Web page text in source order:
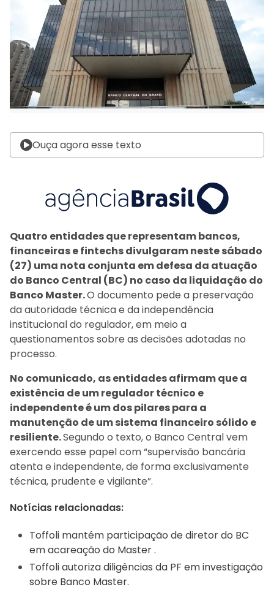
Ouça agora esse texto
Quatro entidades que representam bancos,
financeiras e fintechs divulgaram neste sábado
(27) uma nota conjunta em defesa da atuação
do Banco Central (BC) no caso da liquidação do
Banco Master.O documento pede a preservação
da autoridade técnica e da independência
institucional do regulador, em meio a
questionamentos sobre as decisões adotadas no
processo.
No comunicado, as entidades afirmam que a
existência de um regulador técnico e
independente é um dos pilares para a
manutenção de um sistema financeiro sólido e
resiliente.Segundo o texto, o Banco Central vem
exercendo esse papel com “supervisão bancária
atenta e independente, de forma exclusivamente
técnica, prudente e vigilante”.
Notícias relacionadas:
Toffoli mantém participação de diretor do BC
em acareação do Master .
Toffoli autoriza diligências da PF em investigação
sobre Banco Master.